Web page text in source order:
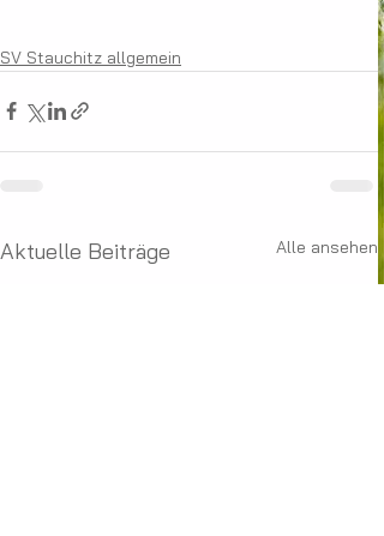
SV Stauchitz allgemein
Aktuelle Beiträge Alle ansehen